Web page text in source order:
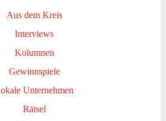
Aus dem Kreis
Interviews
Kolumnen
Gewinnspiele
Unternehmen
Rätsel